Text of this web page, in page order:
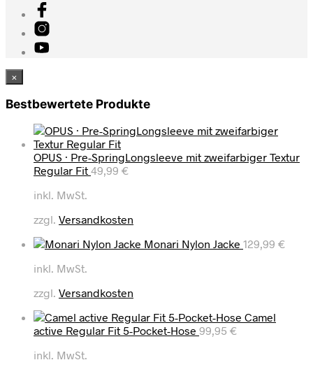
×
Bestbewertete Produkte
OPUS · Pre-SpringLongsleeve mit zweifarbiger Textur
Regular Fit 49,99 €
inkl. MwSt.
zzgl. Versandkosten
Monari Nylon Jacke 129,99 €
inkl. MwSt.
zzgl. Versandkosten
Camel
active Regular Fit 5-Pocket-Hose 99,95 €
inkl. MwSt.